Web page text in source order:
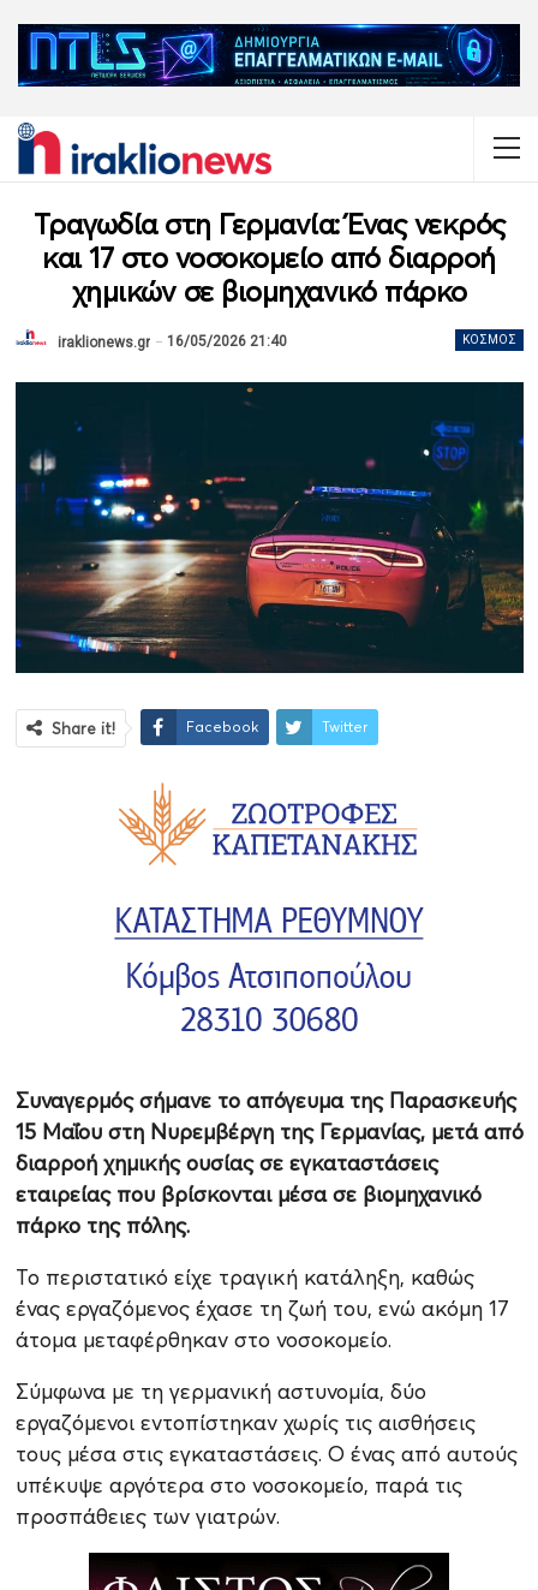
Τραγωδία στη Γερμανία: Ένας νεκρός
και 17 στο νοσοκομείο από διαρροή
χημικών σε βιομηχανικό πάρκο
ΚΌΣΜΟΣ
iraklionews.gr 16/05/2026 21:40
Share it! Facebook Twitter
Συναγερμός σήμανε το απόγευμα της Παρασκευής
15 Μαΐου στη Νυρεμβέργη της Γερμανίας, μετά από
διαρροή χημικής ουσίας σε εγκαταστάσεις
εταιρείας που βρίσκονται μέσα σε βιομηχανικό
πάρκο της πόλης.
Το περιστατικό είχε τραγική κατάληξη, καθώς
ένας εργαζόμενος έχασε τη ζωή του, ενώ ακόμη 17
άτομα μεταφέρθηκαν στο νοσοκομείο.
Σύμφωνα με τη γερμανική αστυνομία, δύο
εργαζόμενοι εντοπίστηκαν χωρίς τις αισθήσεις
τους μέσα στις εγκαταστάσεις. Ο ένας από αυτούς
υπέκυψε αργότερα στο νοσοκομείο, παρά τις
προσπάθειες των γιατρών.